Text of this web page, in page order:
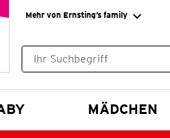
Mehr von Ernsting’s family
MÄDCHEN